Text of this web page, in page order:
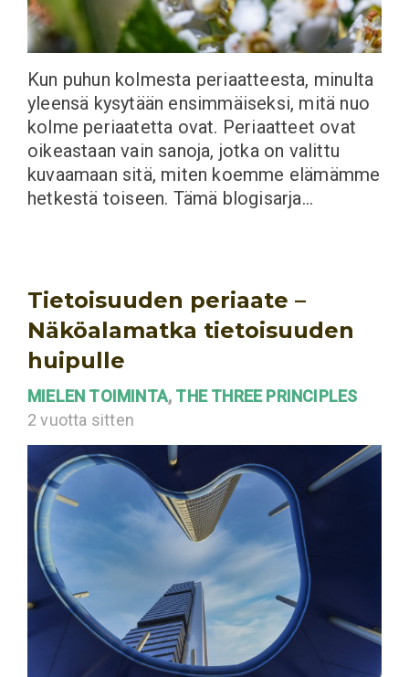
Kun puhun kolmesta periaatteesta, minulta
yleensä kysytään ensimmäiseksi, mitä nuo
kolme periaatetta ovat. Periaatteet ovat
oikeastaan vain sanoja, jotka on valittu
kuvaamaan sitä, miten koemme elämämme
hetkestä toiseen. Tämä blogisarja…
Tietoisuuden periaate –
Näköalamatka tietoisuuden
huipulle
MIELEN TOIMINTA, THE THREE PRINCIPLES
2 vuotta sitten